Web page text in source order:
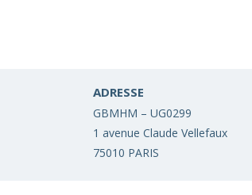
ADRESSE
GBMHM – UG0299
1 avenue Claude Vellefaux
75010 PARIS